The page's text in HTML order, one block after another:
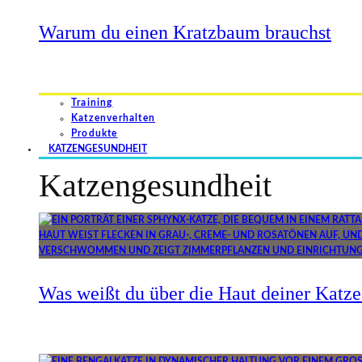
Warum du einen Kratzbaum brauchst
Training
Katzenverhalten
Produkte
KATZENGESUNDHEIT
Katzengesundheit
Was weißt du über die Haut deiner